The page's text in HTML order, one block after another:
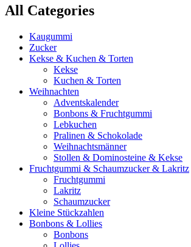
All Categories
Kaugummi
Zucker
Kekse & Kuchen & Torten
Kekse
Kuchen & Torten
Weihnachten
Adventskalender
Bonbons & Fruchtgummi
Lebkuchen
Pralinen & Schokolade
Weihnachtsmänner
Stollen & Dominosteine & Kekse
Fruchtgummi & Schaumzucker & Lakritz
Fruchtgummi
Lakritz
Schaumzucker
Kleine Stückzahlen
Bonbons & Lollies
Bonbons